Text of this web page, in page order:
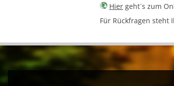
Hier geht´s zum
Für Rückfragen steht